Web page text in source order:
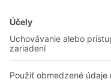
Regálové systémy
Dopravné systémy
Poradenstvo a